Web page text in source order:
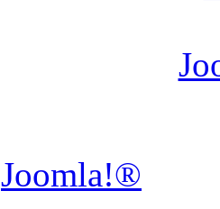
Joomla!®